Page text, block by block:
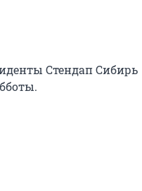
Стендап Сибирь